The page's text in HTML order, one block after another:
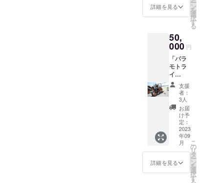
（2023
年限定
SSPロ
り） 無
撚糸パ
イル 生
産国：
日本 サ
イズ：
約
30cm×
32cm
保冷缶
ホル
ダー
（2023
年SSP
限定ロ
ゴ入
り）
350㎖の
詳細を見る ー
ン
を
選
択
す
る
50,
000 円
「パラ
モトラ
イ
ダー
ステッ
プアッ
ププロ
グラム
で使用
してい
る補助
輪付き
オート
バイ体
験」
※SSPイ
支援
者：
3人
お届
け予
定：
2023
年09
月
詳細を見る
こ
の
リ
タ
ー
ン
を
選
択
す